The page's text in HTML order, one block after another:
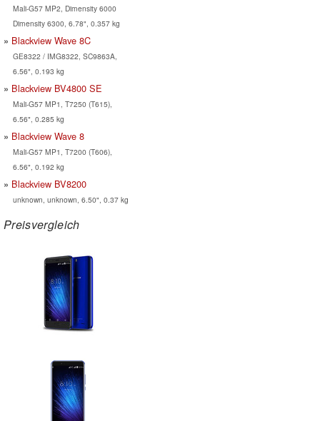
Mali-G57 MP2, Dimensity 6000
Dimensity 6300, 6.78", 0.357 kg
Blackview Wave 8C
GE8322 / IMG8322, SC9863A,
6.56", 0.193 kg
Blackview BV4800 SE
Mali-G57 MP1, T7250 (T615),
6.56", 0.285 kg
Blackview Wave 8
Mali-G57 MP1, T7200 (T606),
6.56", 0.192 kg
Blackview BV8200
unknown, unknown, 6.50", 0.37 kg
Preisvergleich